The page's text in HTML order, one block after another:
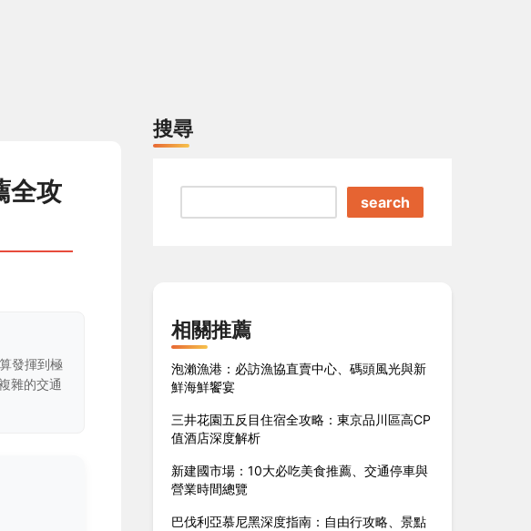
全攻
發揮到極
雜的交通
搜尋
search
相關推薦
泡瀨漁港：必訪漁協直賣中心、碼頭風光與新
鮮海鮮饗宴
三井花園五反目住宿全攻略：東京品川區高CP
值酒店深度解析
新建國市場：10大必吃美食推薦、交通停車與
營業時間總覽
巴伐利亞慕尼黑深度指南：自由行攻略、景點